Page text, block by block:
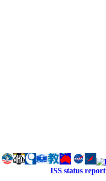
ISS status report